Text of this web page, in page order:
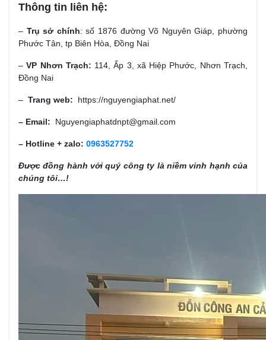
Thông tin liên hệ:
– Trụ sở chính: số 1876 đường Võ Nguyên Giáp, phường
Phước Tân, tp Biên Hòa, Đồng Nai
–VP Nhơn Trạch: 114, Ấp 3, xã Hiệp Phước, Nhơn Trạch,
Đồng Nai
– Trang web: https://nguyengiaphat.net/
– Email: Nguyengiaphatdnpt@gmail.com
– Hotline + zalo: 0963527752
Được đồng hành với quý công ty là niềm vinh hạnh của
chúng tôi…!